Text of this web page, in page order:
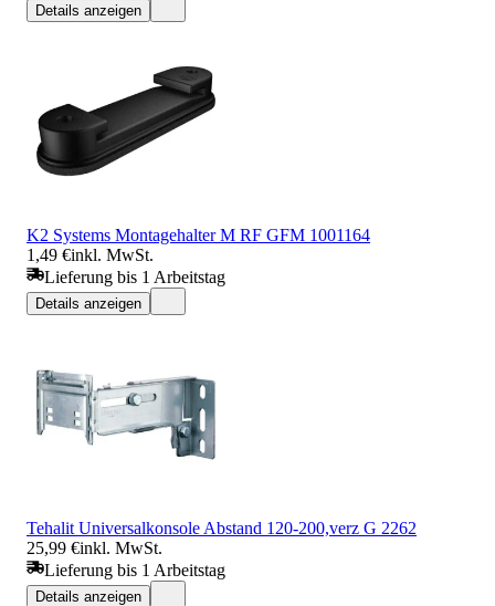
Details anzeigen
K2 Systems Montagehalter M RF GFM 1001164
1,49 €inkl. MwSt.
Lieferung bis 1 Arbeitstag
Details anzeigen
Tehalit Universalkonsole Abstand 120-200,verz G 2262
25,99 €inkl. MwSt.
Lieferung bis 1 Arbeitstag
Details anzeigen